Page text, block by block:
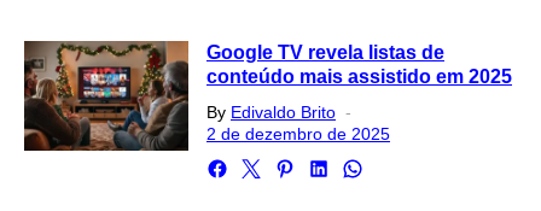
Google TV revela listas de
conteúdo mais assistido em 2025
By Edivaldo Brito
on
2 de dezembro de 2025